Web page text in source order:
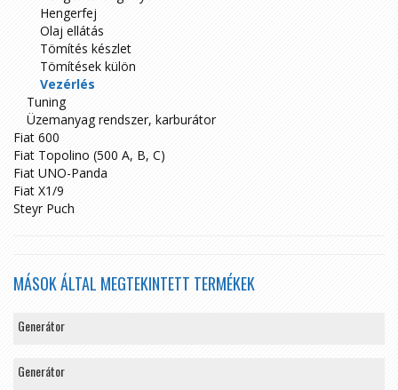
Hengerfej
Olaj ellátás
Tömítés készlet
Tömítések külön
Vezérlés
Tuning
Üzemanyag rendszer, karburátor
Fiat 600
Fiat Topolino (500 A, B, C)
Fiat UNO-Panda
Fiat X1/9
Steyr Puch
MÁSOK ÁLTAL MEGTEKINTETT TERMÉKEK
Generátor
Generátor